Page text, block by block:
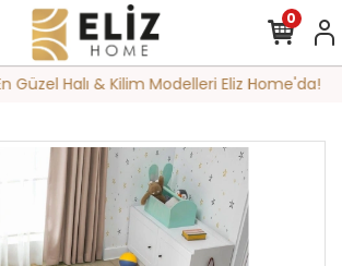
Güzel Halı & Kilim Modelleri Eliz Home'da!
0